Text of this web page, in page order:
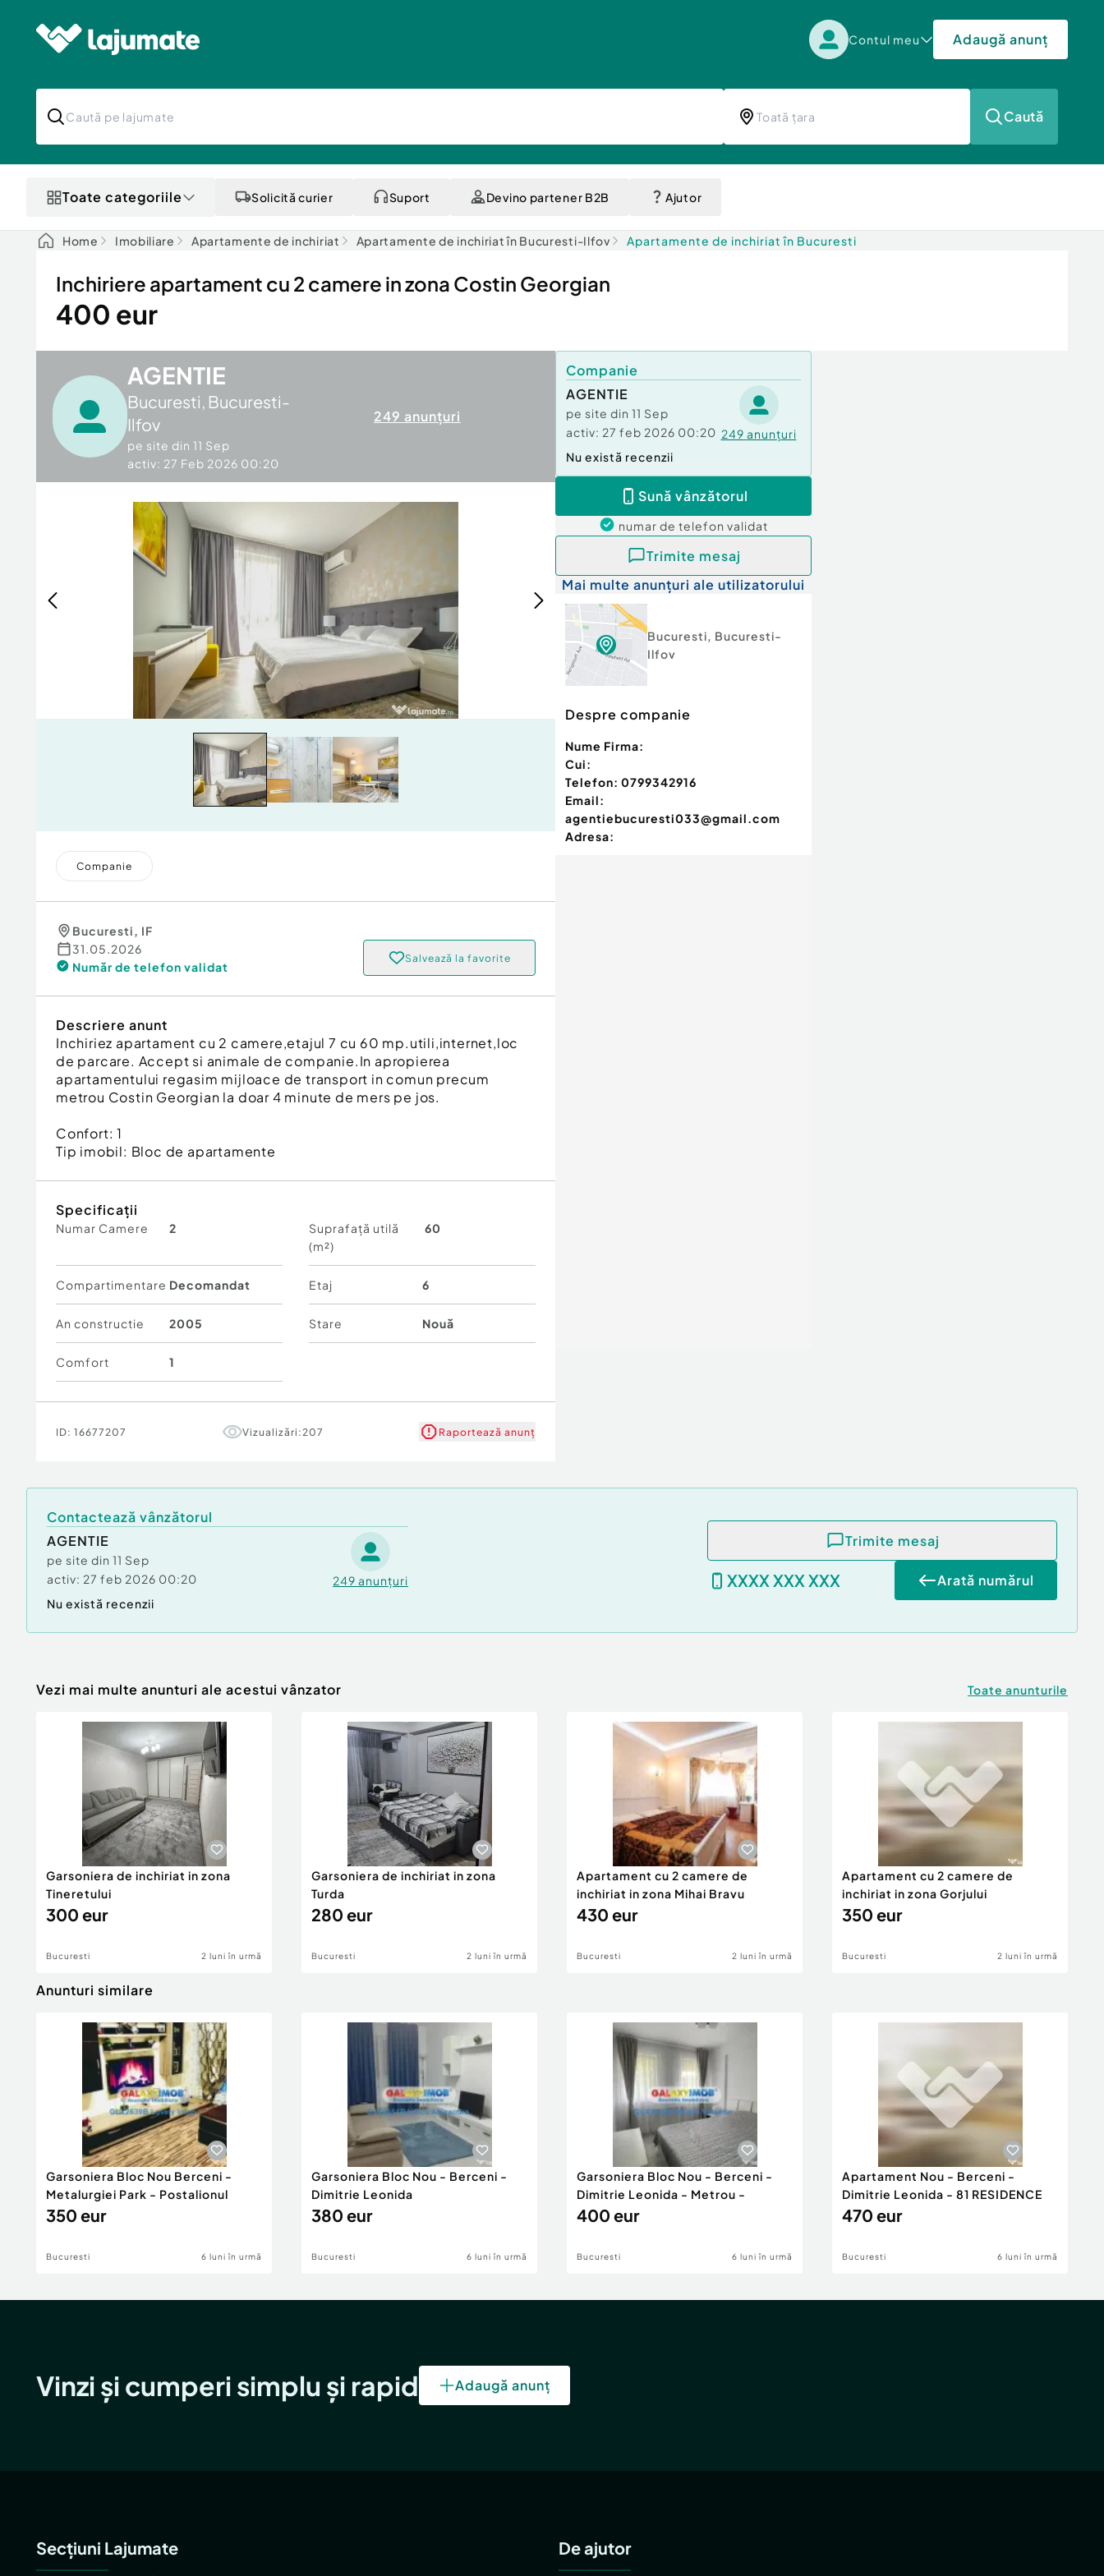
Contul meu Adaugă anunț
Caută
Toate categoriile Solicită curier Suport Devino partener B2B Ajutor
Home Imobiliare Apartamente de inchiriat Apartamente de inchiriat în Bucuresti-Ilfov Apartamente de inchiriat în Bucuresti
Inchiriere apartament cu 2 camere in zona Costin Georgian
400 eur
AGENTIE
Bucuresti, Bucuresti-
Ilfov
pe site din 11 Sep
activ: 27 Feb 2026 00:20
249 anunțuri
Companie
Bucuresti, IF
31.05.2026
Număr de telefon validat
Salvează la favorite
Descriere anunt
Inchiriez apartament cu 2 camere,etajul 7 cu 60 mp.utili,internet,loc
de parcare. Accept si animale de companie.In apropierea
apartamentului regasim mijloace de transport in comun precum
metrou Costin Georgian la doar 4 minute de mers pe jos.
Confort:1
Tip imobil: Bloc de apartamente
Specificații
Numar Camere 2
Suprafață utilă
(m²)
60
Compartimentare Decomandat Etaj 6
An constructie 2005 Stare Nouă
Comfort 1
ID: 16677207 Vizualizări: 207 Raportează anunț
Companie
AGENTIE
pe site din 11 Sep
activ: 27 feb 2026 00:20 249 anunțuri
Nu există recenzii
Sună vânzătorul
numar de telefon validat
Trimite mesaj
Mai multe anunțuri ale utilizatorului
Bucuresti, Bucuresti-
Ilfov
Despre companie
Nume Firma:
Cui:
Telefon: 0799342916
Email:
agentiebucuresti033@gmail.com
Adresa:
Contactează vânzătorul
AGENTIE
pe site din 11 Sep
activ: 27 feb 2026 00:20 249 anunțuri
Nu există recenzii
Trimite mesaj
XXXX XXX XXX Arată numărul
Vezi mai multe anunturi ale acestui vânzator Toate anunturile
Garsoniera de inchiriat in zona
Tineretului
300 eur
Bucuresti 2 luni în urmă
Garsoniera de inchiriat in zona
Turda
280 eur
Bucuresti 2 luni în urmă
Apartament cu 2 camere de
inchiriat in zona Mihai Bravu
430 eur
Bucuresti 2 luni în urmă
Apartament cu 2 camere de
inchiriat in zona Gorjului
350 eur
Bucuresti 2 luni în urmă
Anunturi similare
Garsoniera Bloc Nou Berceni -
Metalurgiei Park - Postalionul
350 eur
Bucuresti 6 luni în urmă
Garsoniera Bloc Nou - Berceni -
Dimitrie Leonida
380 eur
Bucuresti 6 luni în urmă
Garsoniera Bloc Nou - Berceni -
Dimitrie Leonida - Metrou -
400 eur
Bucuresti 6 luni în urmă
Apartament Nou - Berceni -
Dimitrie Leonida - 81 RESIDENCE
470 eur
Bucuresti 6 luni în urmă
Vinzi și cumperi simplu și rapid Adaugă anunț
Secțiuni Lajumate De ajutor